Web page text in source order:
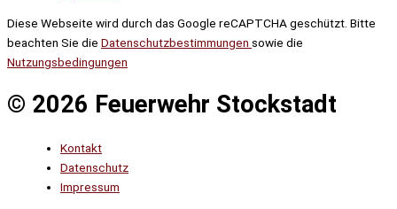
Diese Webseite wird durch das Google reCAPTCHA geschützt. Bitte
beachten Sie die Datenschutzbestimmungen sowie die
Nutzungsbedingungen
© 2026 Feuerwehr Stockstadt
Kontakt
Datenschutz
Impressum